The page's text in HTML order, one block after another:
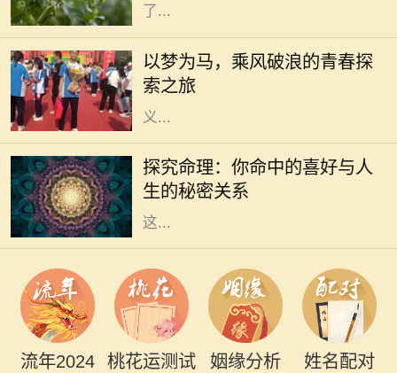
了...
以梦为马，乘风破浪的青春探
索之旅
生活是一场漫长的旅程，每个人都在
自己的旅途中追寻着梦想。无论是平
凡的日常，还是波澜壮阔的冒险，我
们都在用自己的方式诠释着梦想的意
义...
探究命理：你命中的喜好与人
生的秘密关系
在传统的中华文化中，命理学一直是
人们关注的一个重要领域。通过生辰
八字，许多人尝试了解自己的命运，
探索人生的喜好和方向。我们常听到
这...
流年2024 桃花运测试 姻缘分析 姓名配对